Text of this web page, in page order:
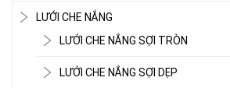
LƯỚI CHE NẮNG
LƯỚI CHE NẮNG SỢI TRÒN
LƯỚI CHE NẮNG SỢI DẸP